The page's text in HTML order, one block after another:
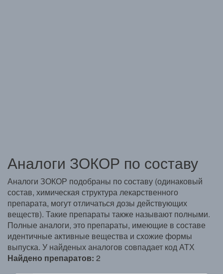
Аналоги ЗОКОР по составу
Аналоги ЗОКОР подобраны по составу (одинаковый
состав, химическая структура лекарственного
препарата, могут отличаться дозы действующих
веществ). Такие препараты также называют полными.
Полные аналоги, это препараты, имеющие в составе
идентичные активные вещества и схожие формы
выпуска. У найденых аналогов совпадает код АТХ
Найдено препаратов: 2